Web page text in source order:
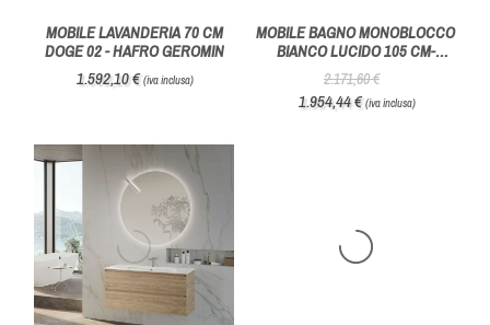
MOBILE LAVANDERIA 70 CM
DOGE 02 - HAFRO GEROMIN
1.592,10 €(iva inclusa)
MOBILE BAGNO MONOBLOCCO
BIANCO LUCIDO 105 CM-
AZZURRA BAGNI
2.171,60 €
1.954,44 €(iva inclusa)